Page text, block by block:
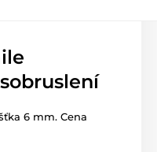
6 mm. Cena